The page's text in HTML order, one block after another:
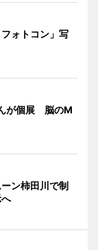
ォトコン」写
が個展 脳のM
ン柿田川で制